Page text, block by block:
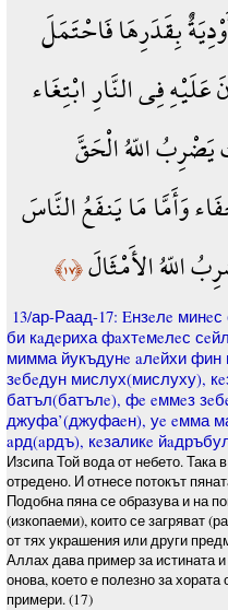
بِقَدَرِهَا فَاحْتَمَلَ
فِي النَّارِ ابْتِغَاء
اللّهُ الْحَقَّ
وَأَمَّا مَا يَنفَعُ النَّاسَ
الأَمْثَالَ﴿١٧﴾
13/ар-Раад-17: Eнзeлe
би кaдeриха фaхтeмeлeс
мимма йукъдунe aлeйхи фин
зeбeдун мислух(мислуху),
батъл(батълe), фe eммeз
джуфа’(джуфаeн), уe eмма
aрд(aрдъ), кeзаликe
Изсипа Той вода от небето. Така
отредено. И отнесе потокът
Подобна пяна се образува и на
(изкопаеми), които се загряват
от тях украшения или други
Аллах дава пример за истината
онова, което е полезно за
примери. (17)